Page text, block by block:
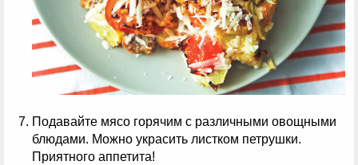
Подавайте мясо горячим с различными овощными
блюдами. Можно украсить листком петрушки.
Приятного аппетита!